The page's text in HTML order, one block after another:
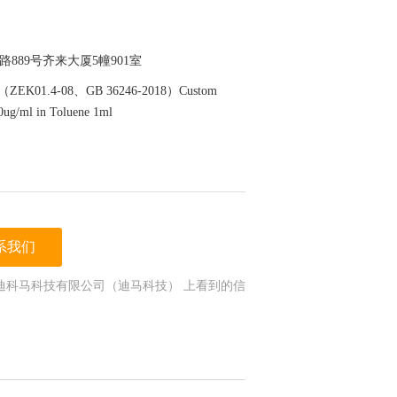
889号齐来大厦5幢901室
ZEK01.4-08、GB 36246-2018）Custom
ml in Toluene 1ml
我们
科马科技有限公司（迪马科技） 上看到的信